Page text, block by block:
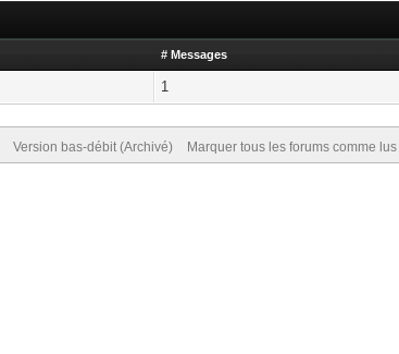
# Messages
1
Version bas-débit (Archivé) Marquer tous les forums comme lus